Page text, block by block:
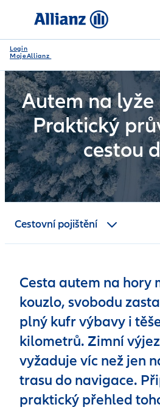
Login
MojeAllianz
Autem na lyže
Praktický
cestou
Cestovní pojištění
Proč Allianz Travel?
Přehled krytí
Cesta autem na hory
kouzlo, svobodu
plný kufr výbavy i
kilometrů. Zimní
vyžaduje víc než jen
trasu do navigace.
praktický přehled